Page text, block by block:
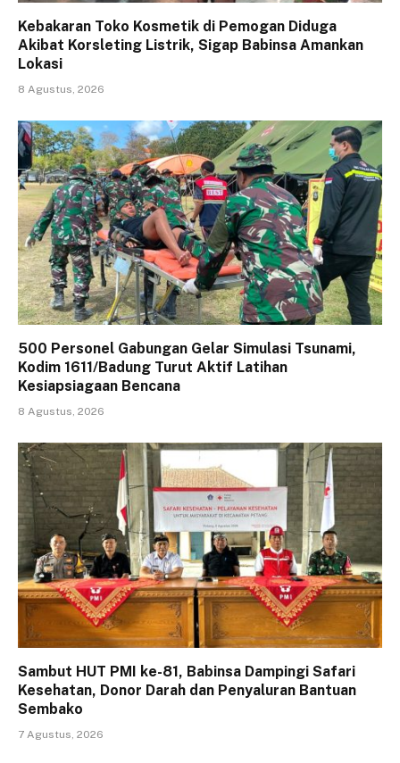
Kebakaran Toko Kosmetik di Pemogan Diduga
Akibat Korsleting Listrik, Sigap Babinsa Amankan
Lokasi
8 Agustus, 2026
500 Personel Gabungan Gelar Simulasi Tsunami,
Kodim 1611/Badung Turut Aktif Latihan
Kesiapsiagaan Bencana
8 Agustus, 2026
Sambut HUT PMI ke-81, Babinsa Dampingi Safari
Kesehatan, Donor Darah dan Penyaluran Bantuan
Sembako
7 Agustus, 2026